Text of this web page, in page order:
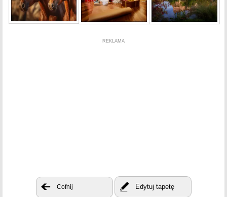
REKLAMA
Cofnij Edytuj tapetę